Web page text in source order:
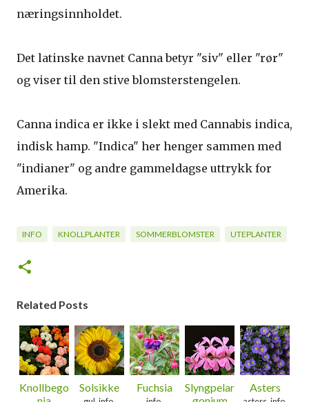
næringsinnholdet.
Det latinske navnet Canna betyr "siv" eller "rør"
og viser til den stive blomsterstengelen.
Canna indica er ikke i slekt med Cannabis indica,
indisk hamp. "Indica" her henger sammen med
"indianer" og andre gammeldagse uttrykk for
Amerika.
INFO KNOLLPLANTER SOMMERBLOMSTER UTEPLANTER
Related Posts
Knollbego
Solsikke Fuchsia
Slyngpelar
Asters